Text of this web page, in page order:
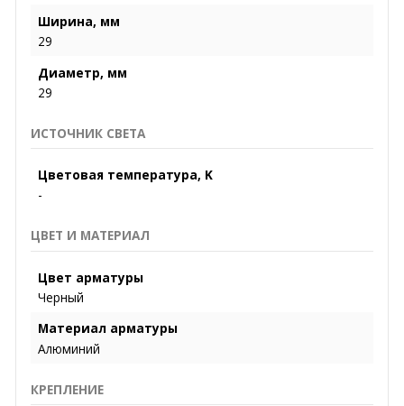
Ширина, мм
29
Диаметр, мм
29
ИСТОЧНИК СВЕТА
Цветовая температура, K
-
ЦВЕТ И МАТЕРИАЛ
Цвет арматуры
Черный
Материал арматуры
Алюминий
КРЕПЛЕНИЕ